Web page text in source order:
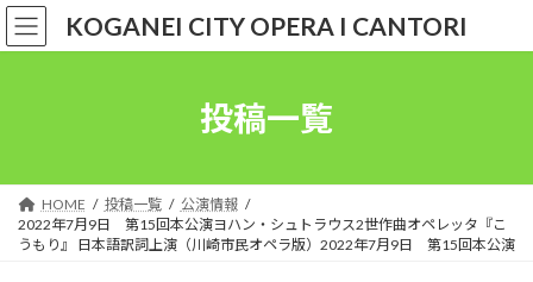
コ
ン
ナ
ビ
KOGANEI CITY OPERA I CANTORI
投稿一覧
HOME 投稿一覧
公演情報
2022年7月9日 第15回本公演ヨハン・シュトラウス2世作曲オペレッタ『こ
うもり』 日本語訳詞上演（川崎市民オペラ版）2022年7月9日 第15回本公演